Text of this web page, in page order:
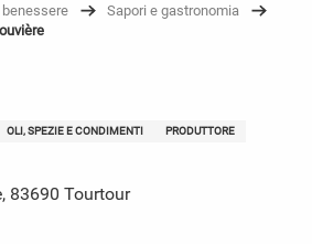
Sapori e gastronomia
OLI, SPEZIE E CONDIMENTI
PRODUTTORE
83690 Tourtour